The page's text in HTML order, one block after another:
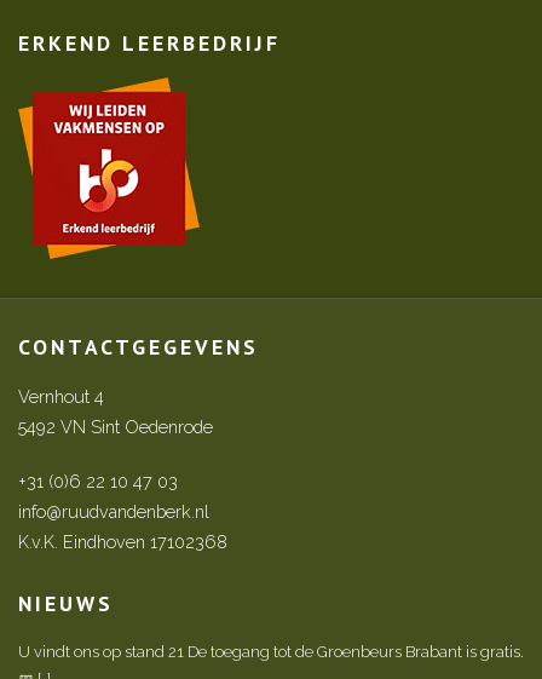
ERKEND LEERBEDRIJF
CONTACTGEGEVENS
Vernhout 4
5492 VN Sint Oedenrode
+31 (0)6 22 10 47 03
info@ruudvandenberk.nl
K.v.K. Eindhoven 17102368
NIEUWS
U vindt ons op stand 21 De toegang tot de Groenbeurs Brabant is gratis.